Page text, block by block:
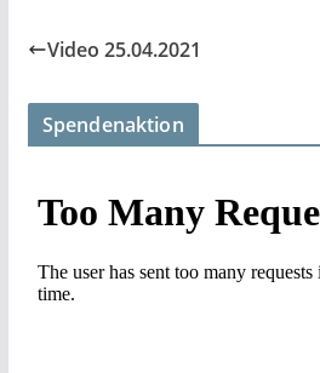
Video 25.04.2021
Spendenaktion